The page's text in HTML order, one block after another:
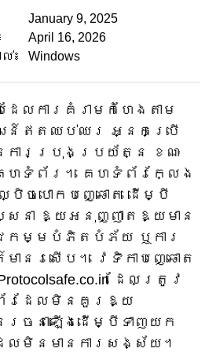
January 9, 2025
April 16, 2026
៖
Windows
លការគំរាមកំហែងតាម
ឥតឈប់ឈរ អ្នកប្រើ
នការប្រុងប្រយ័ត្ន ខណៈ
េហទំព័រ។ គេហទំព័រក្លែង
បិចបោកបញ្ឆោត ដើម្បី
នា ឱ្យអនុញ្ញាតឱ្យមាន
ជកម្មបំភិតបំភ័យ ឬការ
នរសើប។ វេទិកាបញ្ឆោត
ដែលត្រូវ
ព័រដែលមិនគួរឱ្យ
ចនាឡើងដើម្បីទាញយក
លមិនមានការសង្ស័យ។